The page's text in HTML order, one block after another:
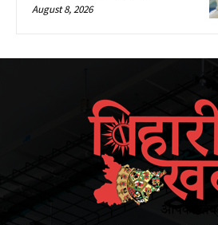
August 8, 2026